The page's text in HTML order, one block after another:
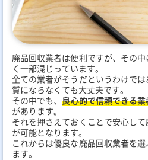
廃品回収業者は便利ですが、その
く一部混じっています。
全ての業者がそうだというわけで
質にならなくても大丈夫です。
その中でも、良心的で信頼できる
があります。
それを押さえておくことで安心し
が可能となります。
これからは優良な廃品回収業者を
ます。